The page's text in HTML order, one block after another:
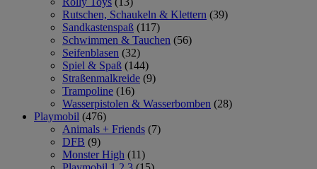
Rutschen, Schaukeln & Klettern (39)
Sandkastenspaß (117)
Schwimmen & Tauchen (56)
Seifenblasen (32)
Spiel & Spaß (144)
Straßenmalkreide (9)
Trampoline (16)
Wasserpistolen & Wasserbomben (28)
Playmobil (476)
Animals + Friends (7)
DFB (9)
Monster High (11)